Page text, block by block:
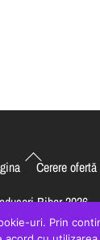
Back
To
Top
Cerere ofertă
Bihor2026
byVisualBrand
uri. Prin